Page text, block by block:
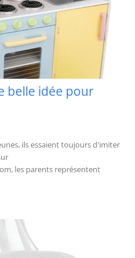
belle idée pour
ils essaient toujours d'imiter
les parents représentent